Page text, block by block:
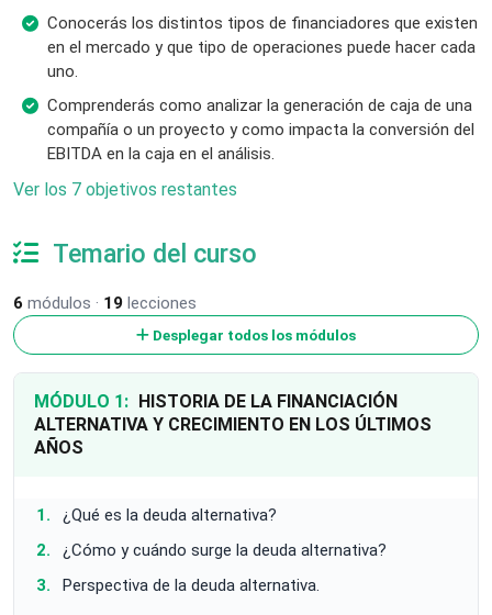
Conocerás los distintos tipos de financiadores que existen
en el mercado y que tipo de operaciones puede hacer cada
uno.
Comprenderás como analizar la generación de caja de una
compañía o un proyecto y como impacta la conversión del
EBITDA en la caja en el análisis.
Ver los 7 objetivos restantes
Temario del curso
6 módulos · 19 lecciones
Desplegar todos los módulos
MÓDULO 1:
ALTERNATIVA Y CRECIMIENTO EN LOS ÚLTIMOS
AÑOS
¿Qué es la deuda alternativa?
¿Cómo y cuándo surge la deuda alternativa?
Perspectiva de la deuda alternativa.